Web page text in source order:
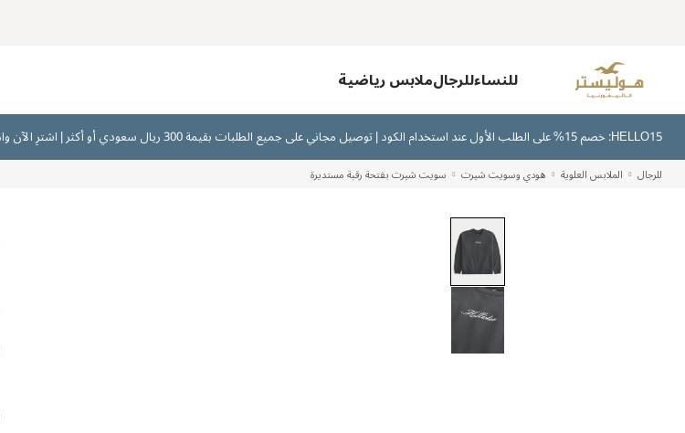
للنساءللرجالملابس رياضية
HELLO15: خصم 15% على الطلب الأول عند استخدام الكود | توصيل مجاني على جميع الطلبات بقيمة 300 ريال سعودي أو أكثر | اشترِ الآن وادفع لاحقًا عبر تابي وتمارا
للرجال الملابس العلوية هودي وسويت شيرت سويت شيرت بفتحة رقبة مستديرة